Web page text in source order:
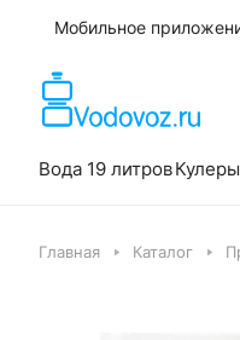
Мобильное
Вода 19 литров
Главная Каталог